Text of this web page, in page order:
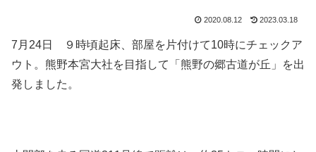
2020.08.12 2023.03.18
7月24日 ９時頃起床、部屋を片付けて10時にチェックア
ウト。熊野本宮大社を目指して「熊野の郷古道が丘」を出
発しました。